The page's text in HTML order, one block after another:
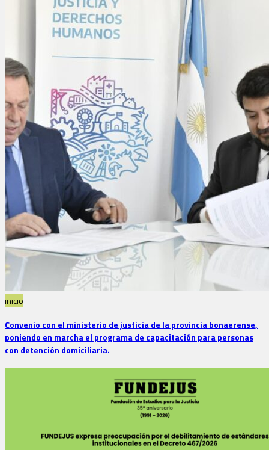
inicio
Convenio con el ministerio de justicia de la provincia bonaerense,
poniendo en marcha el programa de capacitación para personas
con detención domiciliaria.